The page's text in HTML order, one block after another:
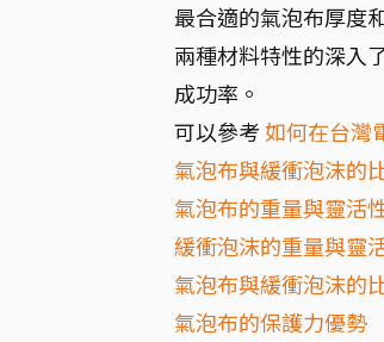
最合適的氣泡布厚度
兩種材料特性的深入
成功率。
可以參考如何在台灣
氣泡布與緩衝泡沫的
氣泡布的重量與靈活
緩衝泡沫的重量與靈
氣泡布與緩衝泡沫的
氣泡布的保護力優勢